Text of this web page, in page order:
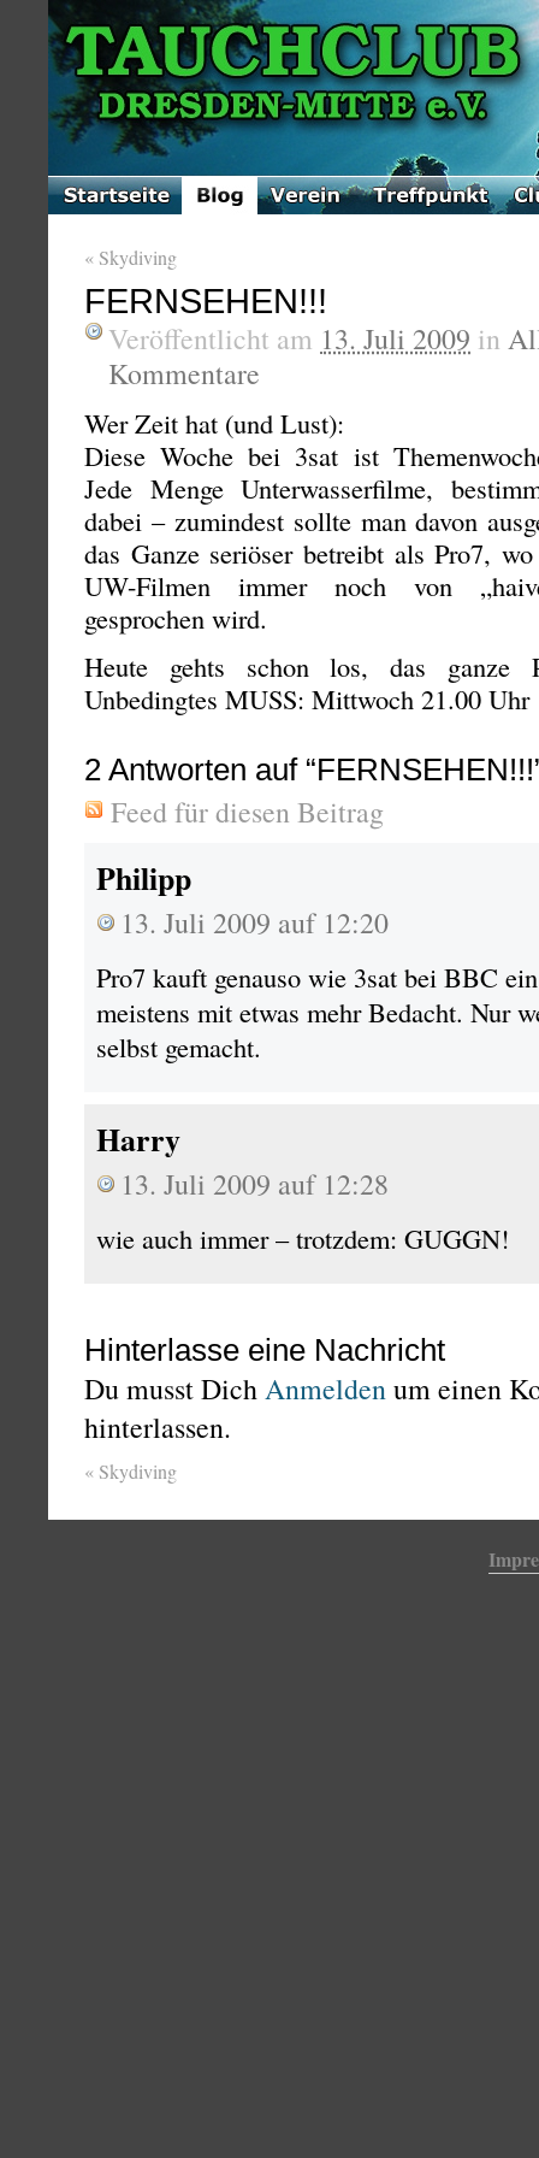
« Skydiving
FERNSEHEN!!!
Veröffentlicht am 13. Juli 2009 in
Kommentare
Wer Zeit hat (und Lust):
Diese Woche bei 3sat ist
Jede Menge Unterwasserfilme,
dabei – zumindest sollte man davon
das Ganze seriöser betreibt als Pro7,
UW-Filmen immer noch von
gesprochen wird.
Heute gehts schon los, das ganze
Unbedingtes MUSS: Mittwoch 21.00
2 Antworten auf
Feed für diesen Beitrag
Philipp
13. Juli 2009 auf 12:20
Pro7 kauft genauso wie 3sat bei BBC
meistens mit etwas mehr Bedacht. Nur
selbst gemacht.
Harry
13. Juli 2009 auf 12:28
wie auch immer – trotzdem: GUGGN!
Hinterlasse eine Nachricht
Du musst DichAnmeldenum einen
hinterlassen.
« Skydiving